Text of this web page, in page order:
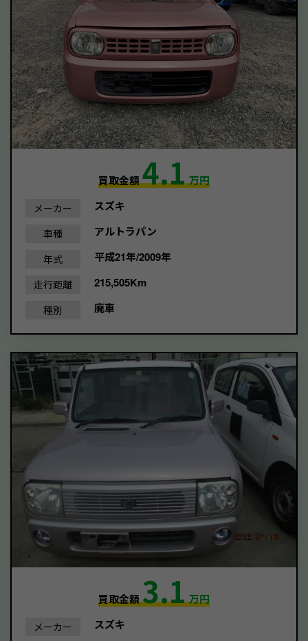
買取金額4.1万円
メーカー スズキ
車種 アルトラパン
年式 平成21年/2009年
走行距離 215,505Km
種別 廃車
買取金額3.1万円
メーカー スズキ